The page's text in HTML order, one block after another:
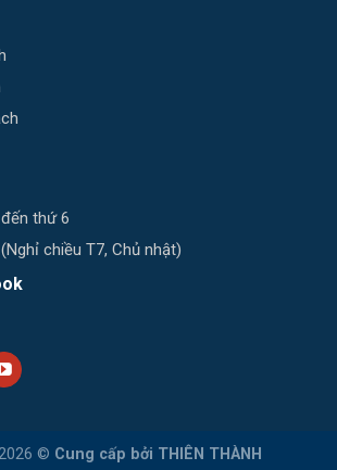
thứ 6
chiều T7, Chủ nhật)
© Cung cấp bởi THIÊN THÀNH